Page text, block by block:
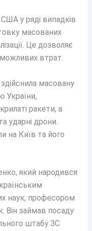
у ряді випадків
масованих
Це дозволяє
втрат.
масовану
України,
ракети, а
ударні дрони.
на Київ та його
який народився
наук, професором
Він займав посаду
штабу ЗС